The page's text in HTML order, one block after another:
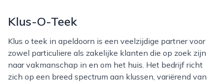
Klus-O-Teek
Klus o teek in apeldoorn is een veelzijdige partner voor
zowel particuliere als zakelijke klanten die op zoek zijn
naar vakmanschap in en om het huis. Het bedrijf richt
zich op een breed spectrum aan klussen, variërend van